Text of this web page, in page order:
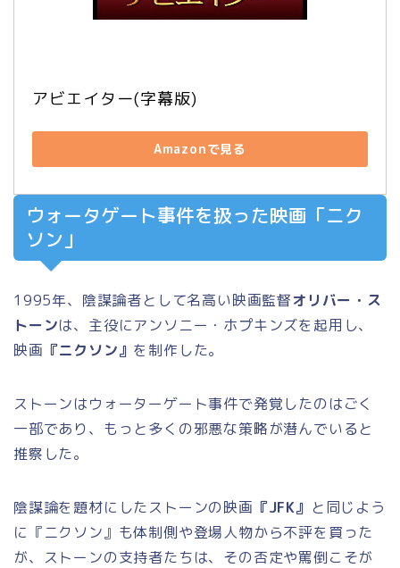
アビエイター(字幕版)
Amazonで見る
ウォータゲート事件を扱った映画「ニク
ソン」
1995年、陰謀論者として名高い映画監督オリバー・ス
トーンは、主役にアンソニー・ホプキンズを起用し、
映画 『ニクソン』 を制作した。
ストーンはウォーターゲート事件で発覚したのはごく
一部であり、もっと多くの邪悪な策略が潜んでいると
推察した。
陰謀論を題材にしたストーンの映画 『JFK』 と同じよう
に『ニクソン』も体制側や登場人物から不評を買った
が、ストーンの支持者たちは、その否定や罵倒こそが